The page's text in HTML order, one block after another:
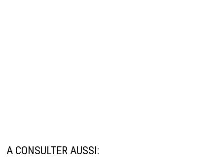
A CONSULTER AUSSI: